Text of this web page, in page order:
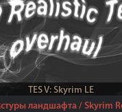
TES V: Skyrim LE
ландшафта / Skyrim